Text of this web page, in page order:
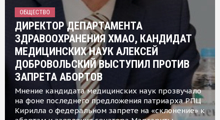
ОБЩЕСТВО
ДИРЕКТОР ДЕПАРТАМЕНТА
ЗДРАВООХРАНЕНИЯ ХМАО, КАНДИДАТ
МЕДИЦИНСКИХ НАУК АЛЕКСЕЙ
ДОБРОВОЛЬСКИЙ ВЫСТУПИЛ ПРОТИВ
ЗАПРЕТА АБОРТОВ
Мнение кандидата медицинских наук прозвучало
на фоне последнего предложения патриарха РПЦ
Кирилла о федеральном запрете на «склонение» к